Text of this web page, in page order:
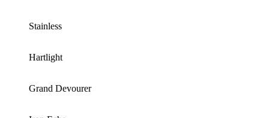
Stainless
Hartlight
Grand Devourer